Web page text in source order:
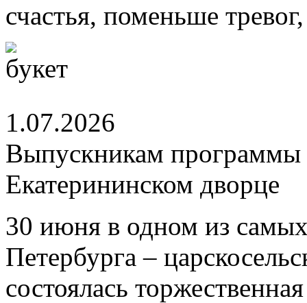
счастья, поменьше
1.07.2026
Выпускникам
Екатерининском дворце
30 июня в одном из
Петербурга –
состоялась